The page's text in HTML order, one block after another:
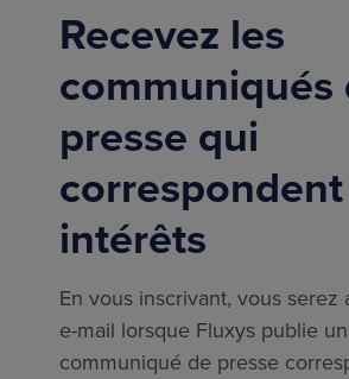
Recevez les
communiqués
presse qui
intérêts
En vous inscrivant, vous serez
e-mail lorsque Fluxys publie un
communiqué de presse